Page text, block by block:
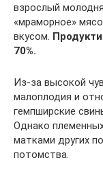
взрослый
«мраморное»
вкусом.
70%.
Из-за высокой
малоплодия и
гемпширские
Однако
матками других
потомства.